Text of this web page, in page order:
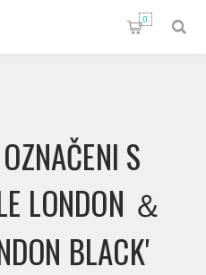
0
S
LONDON ＆
BLACK'